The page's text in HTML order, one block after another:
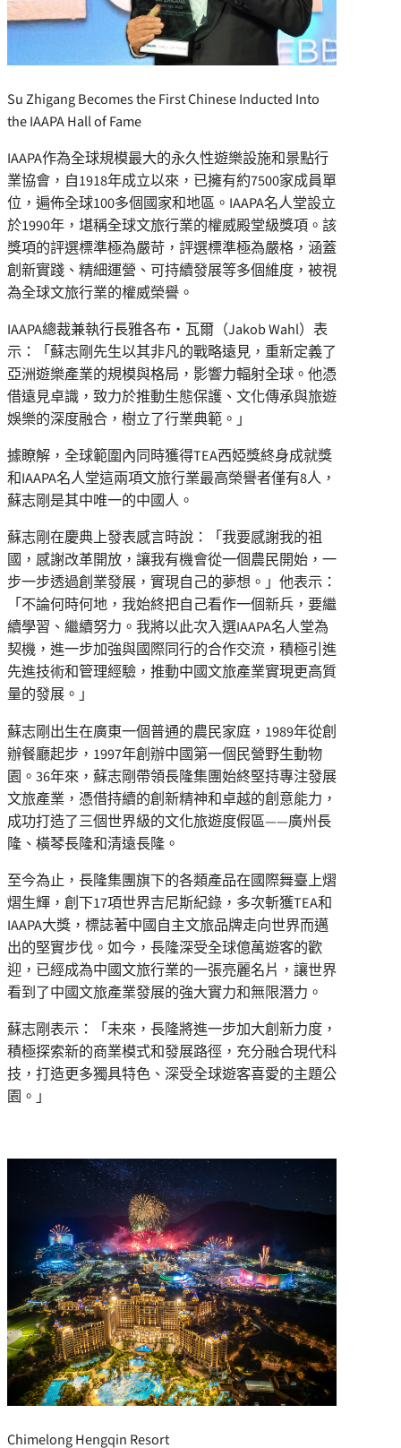
Su Zhigang Becomes the First Chinese Inducted Into
the IAAPA Hall of Fame
IAAPA作為全球規模最大的永久性遊樂設施和景點行
業協會，自1918年成立以來，已擁有約7500家成員單
位，遍佈全球100多個國家和地區。IAAPA名人堂設立
於1990年，堪稱全球文旅行業的權威殿堂級獎項。該
獎項的評選標準極為嚴苛，評選標準極為嚴格，涵蓋
創新實踐、精細運營、可持續發展等多個維度，被視
為全球文旅行業的權威榮譽。
IAAPA總裁兼執行長雅各布‧瓦爾（Jakob Wahl）表
示：「蘇志剛先生以其非凡的戰略遠見，重新定義了
亞洲遊樂產業的規模與格局，影響力輻射全球。他憑
借遠見卓識，致力於推動生態保護、文化傳承與旅遊
娛樂的深度融合，樹立了行業典範。」
據瞭解，全球範圍內同時獲得TEA西婭獎終身成就獎
和IAAPA名人堂這兩項文旅行業最高榮譽者僅有8人，
蘇志剛是其中唯一的中國人。
蘇志剛在慶典上發表感言時說：
「我要感謝我的祖
國，感謝改革開放，讓我有機會從一個農民開始，一
步一步透過創業發展，實現自己的夢想。」他表示：
「不論何時何地，我始終把自己看作一個新兵，要繼
續學習、繼續努力。我將以此次入選IAAPA名人堂為
契機，進一步加強與國際同行的合作交流，積極引進
先進技術和管理經驗，推動中國文旅產業實現更高質
量的發展。」
蘇志剛出生在廣東一個普通的農民家庭， 1989年從創
辦餐廳起步，1997年創辦中國第一個民營野生動物
園。36年來，蘇志剛帶領長隆集團始終堅持專注發展
文旅產業，憑借持續的創新精神和卓越的創意能力，
成功打造了三個世界級的文化旅遊度假區——廣州長
隆、橫琴長隆和清遠長隆。
至今為止，長隆集團旗下的各類產品在國際舞臺上熠
熠生輝，創下17項世界吉尼斯紀錄，多次斬獲TEA和
IAAPA大獎，標誌著中國自主文旅品牌走向世界而邁
出的堅實步伐。如今，長隆深受全球億萬遊客的歡
迎，已經成為中國文旅行業的一張亮麗名片，讓世界
看到了中國文旅產業發展的強大實力和無限潛力。
蘇志剛表示：「未來，長隆將進一步加大創新力度，
積極探索新的商業模式和發展路徑，充分融合現代科
技，打造更多獨具特色、深受全球遊客喜愛的主題公
園。」
Chimelong Hengqin Resort